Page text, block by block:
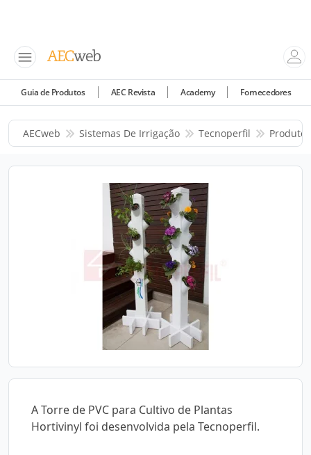
Guia de Produtos AEC Revista Academy Fornecedores
AECweb Sistemas De Irrigação Tecnoperfil Produtos
A Torre de PVC para Cultivo de Plantas
Hortivinyl foi desenvolvida pela Tecnoperfil.